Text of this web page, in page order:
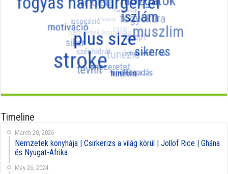
Timeline
March 20, 2026
Nemzetek konyhája | Csirkerizs a világ körül | Jollof Rice | Ghána
és Nyugat-Afrika
May 26, 2024